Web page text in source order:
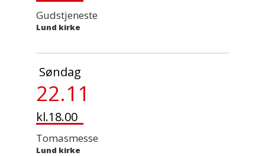
Gudstjeneste
Lund kirke
Søndag
22.11
kl.18.00
Tomasmesse
Lund kirke